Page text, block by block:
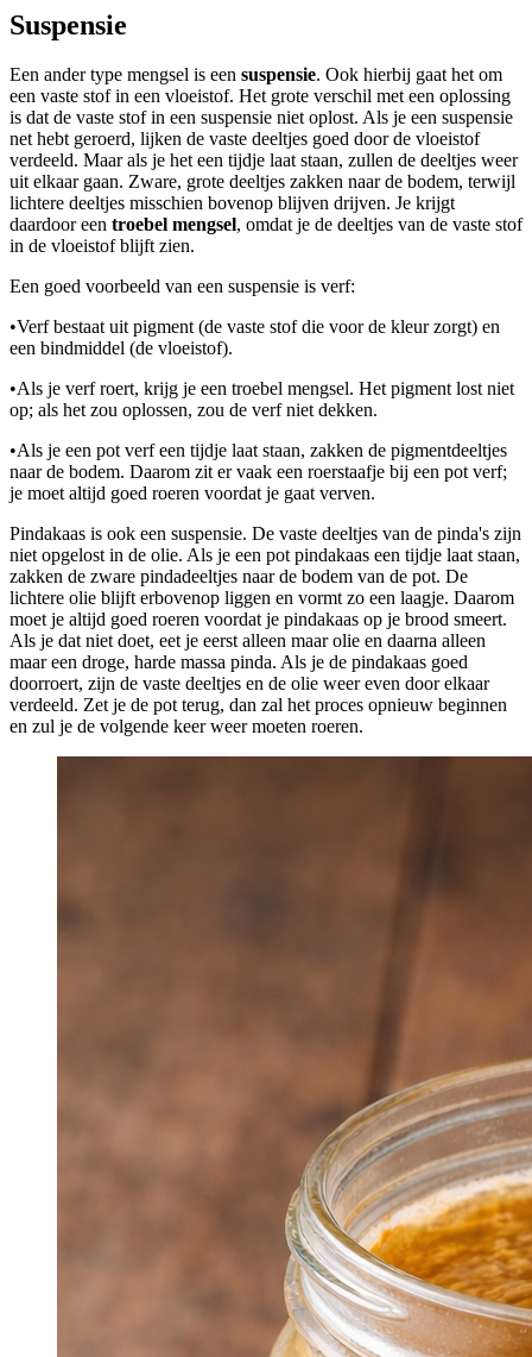
Suspensie
Een ander type mengsel is een suspensie. Ook hierbij gaat het om
een vaste stof in een vloeistof. Het grote verschil met een oplossing
is dat de vaste stof in een suspensie niet oplost. Als je een suspensie
net hebt geroerd, lijken de vaste deeltjes goed door de vloeistof
verdeeld. Maar als je het een tijdje laat staan, zullen de deeltjes weer
uit elkaar gaan. Zware, grote deeltjes zakken naar de bodem, terwijl
lichtere deeltjes misschien bovenop blijven drijven. Je krijgt
daardoor een troebel mengsel, omdat je de deeltjes van de vaste stof
in de vloeistof blijft zien.
Een goed voorbeeld van een suspensie is verf:
•Verf bestaat uit pigment (de vaste stof die voor de kleur zorgt) en
een bindmiddel (de vloeistof).
•Als je verf roert, krijg je een troebel mengsel. Het pigment lost niet
op; als het zou oplossen, zou de verf niet dekken.
•Als je een pot verf een tijdje laat staan, zakken de pigmentdeeltjes
naar de bodem. Daarom zit er vaak een roerstaafje bij een pot verf;
je moet altijd goed roeren voordat je gaat verven.
Pindakaas is ook een suspensie. De vaste deeltjes van de pinda's zijn
niet opgelost in de olie. Als je een pot pindakaas een tijdje laat staan,
zakken de zware pindadeeltjes naar de bodem van de pot. De
lichtere olie blijft erbovenop liggen en vormt zo een laagje. Daarom
moet je altijd goed roeren voordat je pindakaas op je brood smeert.
Als je dat niet doet, eet je eerst alleen maar olie en daarna alleen
maar een droge, harde massa pinda. Als je de pindakaas goed
doorroert, zijn de vaste deeltjes en de olie weer even door elkaar
verdeeld. Zet je de pot terug, dan zal het proces opnieuw beginnen
en zul je de volgende keer weer moeten roeren.